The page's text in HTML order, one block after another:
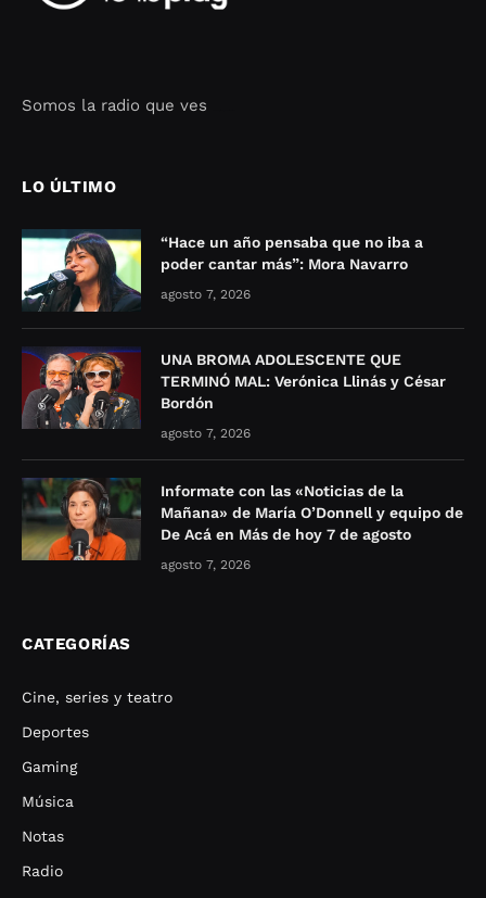
Somos la radio que ves
LO ÚLTIMO
“Hace un año pensaba que no iba a
poder cantar más”: Mora Navarro
agosto 7, 2026
UNA BROMA ADOLESCENTE QUE
TERMINÓ MAL: Verónica Llinás y César
Bordón
agosto 7, 2026
Informate con las «Noticias de la
Mañana» de María O’Donnell y equipo de
De Acá en Más de hoy 7 de agosto
agosto 7, 2026
CATEGORÍAS
Cine, series y teatro
Deportes
Gaming
Música
Notas
Radio